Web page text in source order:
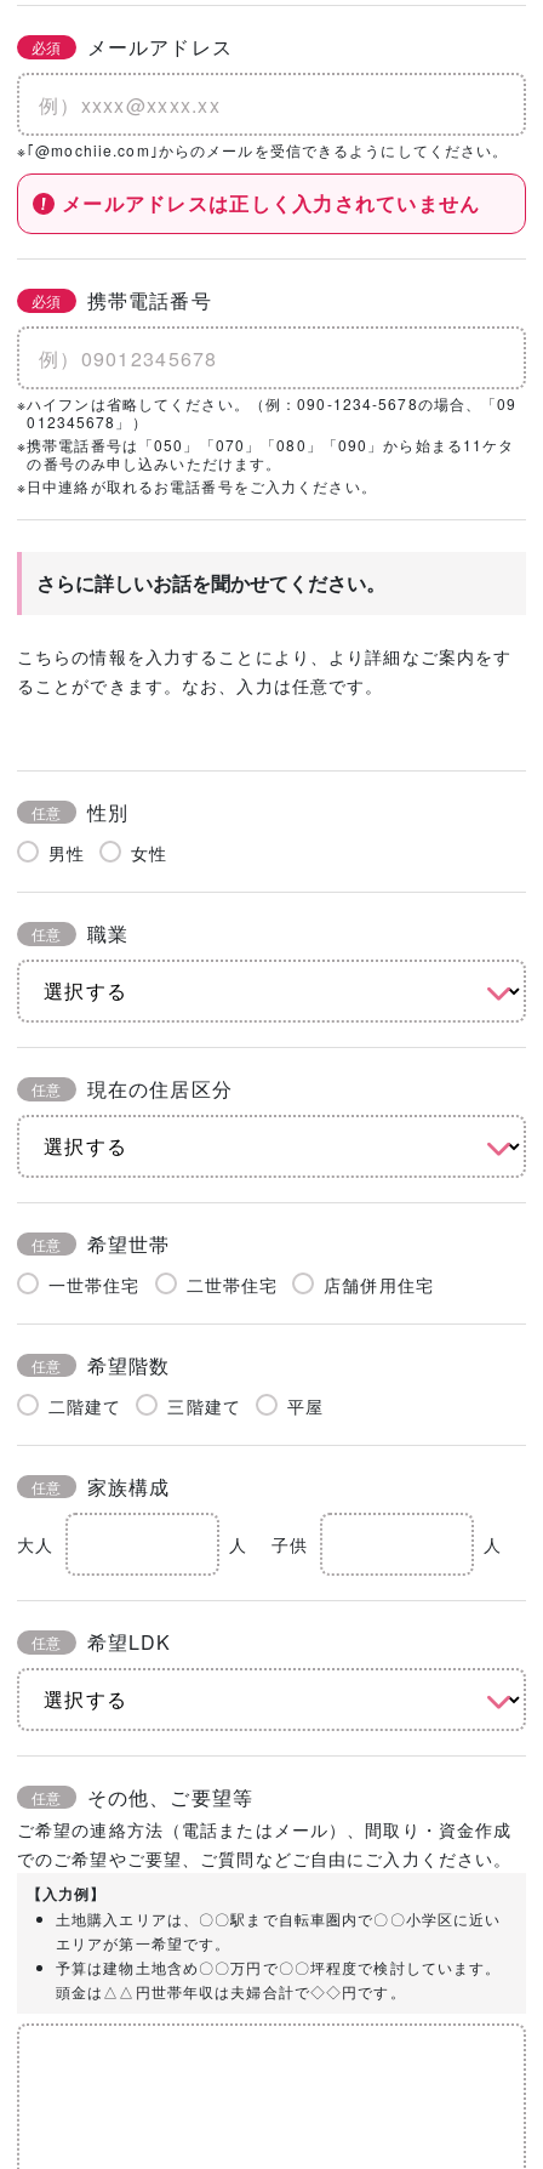
必須 メールアドレス
※｢@mochiie.com｣からのメールを受信できるようにしてください。
メールアドレスは正しく入力されていません
必須 携帯電話番号
※ハイフンは省略してください。（例：090-1234-5678の場合、「09
012345678」）
※携帯電話番号は「050」「070」「080」「090」から始まる11ケタ
の番号のみ申し込みいただけます。
※日中連絡が取れるお電話番号をご入力ください。
さらに詳しいお話を聞かせてください。
こちらの情報を入力することにより、より詳細なご案内をす
ることができます。なお、入力は任意です。
任意 性別
男性 女性
任意 職業
任意 現在の住居区分
任意 希望世帯
一世帯住宅 二世帯住宅 店舗併用住宅
任意 希望階数
二階建て 三階建て 平屋
任意 家族構成
大人 人 子供 人
任意 希望LDK
任意 その他、ご要望等
ご希望の連絡方法（電話またはメール）、間取り・資金作成
でのご希望やご要望、ご質問などご自由にご入力ください。
【入力例】
土地購入エリアは、〇〇駅まで自転車圏内で〇〇小学区に近い
エリアが第一希望です。
予算は建物土地含め〇〇万円で〇〇坪程度で検討しています。
頭金は△△円世帯年収は夫婦合計で◇◇円です。